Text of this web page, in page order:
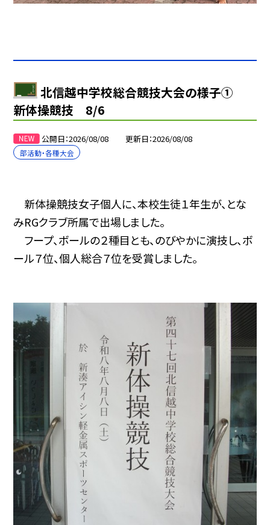
北信越中学校総合競技大会の様子①
新体操競技 8/6
公開日 2026/08/08 更新日 2026/08/08
部活動・各種大会
新体操競技女子個人に、本校生徒１年生が、とな
みRGクラブ所属で出場しました。
フープ、ボールの２種目とも、のびやかに演技し、ボ
ール７位、個人総合７位を受賞しました。